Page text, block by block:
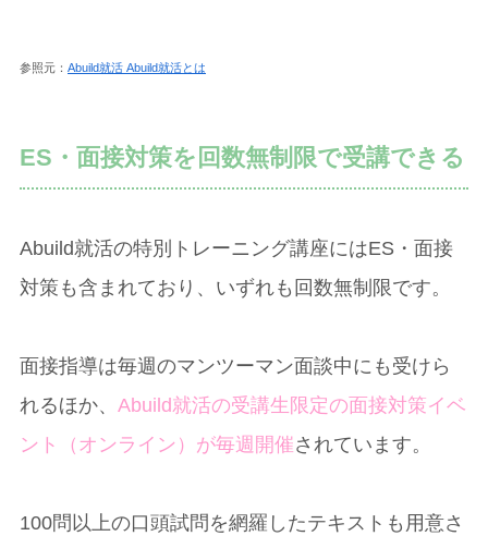
参照元： Abuild就活 Abuild就活とは
ES・面接対策を回数無制限で受講できる
Abuild就活の特別トレーニング講座にはES・面接
対策も含まれており、いずれも回数無制限です。
面接指導は毎週のマンツーマン面談中にも受けら
れるほか、 Abuild就活の受講生限定の面接対策イベ
ント（オンライン）が毎週開催されています。
100問以上の口頭試問を網羅したテキストも用意さ